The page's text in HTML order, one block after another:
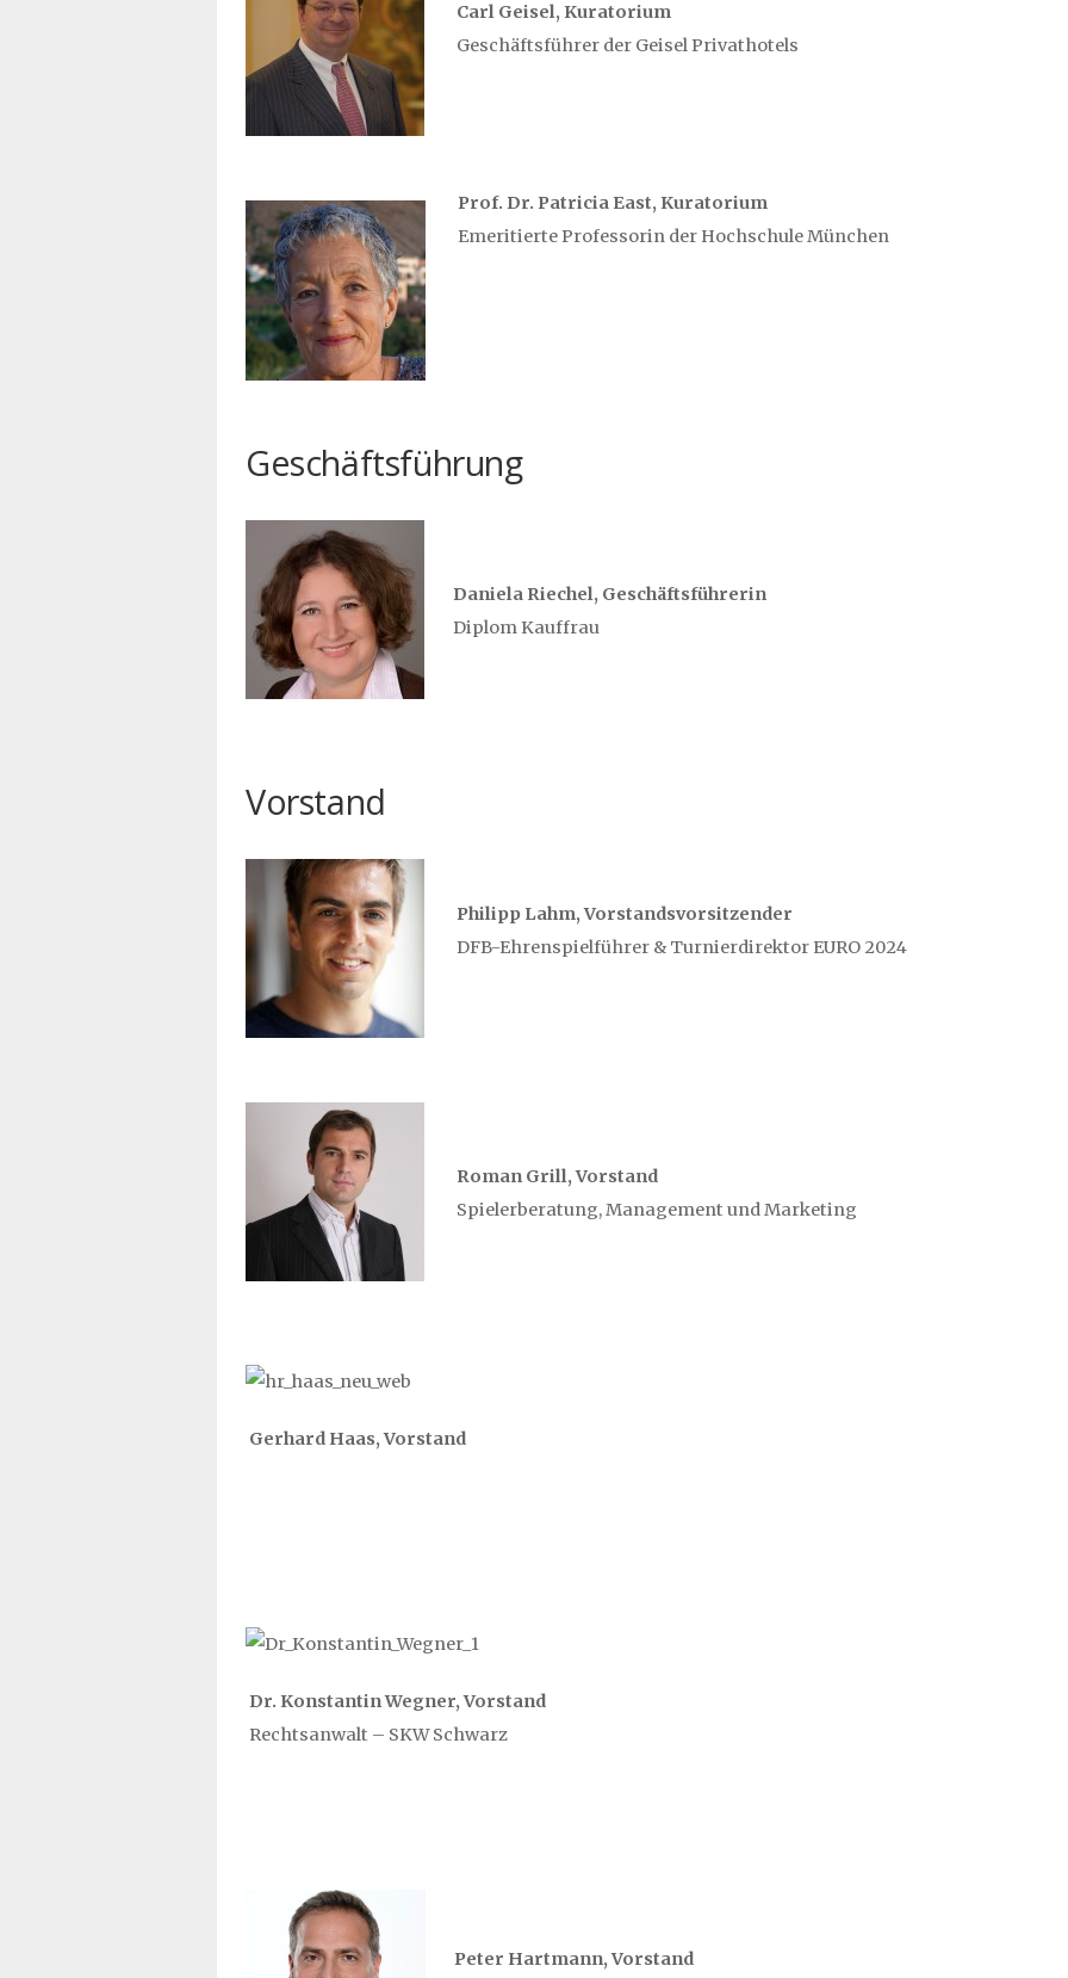
Carl Geisel, Kuratorium
Geschäftsführer der Geisel Privathotels
Prof. Dr. Patricia East, Kuratorium
Emeritierte Professorin der Hochschule München
Geschäftsführung
Daniela Riechel, Geschäftsführerin
Diplom Kauffrau
Vorstand
Philipp Lahm, Vorstandsvorsitzender
DFB-Ehrenspielführer & Turnierdirektor EURO 2024
Roman Grill, Vorstand
Spielerberatung, Management und Marketing
Gerhard Haas, Vorstand
Dr. Konstantin Wegner, Vorstand
Rechtsanwalt – SKW Schwarz
Peter Hartmann, Vorstand